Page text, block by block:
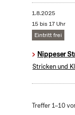
1.8.2025
15 bis 17 Uhr
Eintritt frei
Nippeser
Stricken und
Treffer 1–10